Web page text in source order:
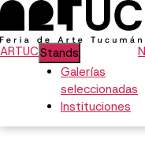
ARTUCStands
Galerías
seleccionadas
Instituciones